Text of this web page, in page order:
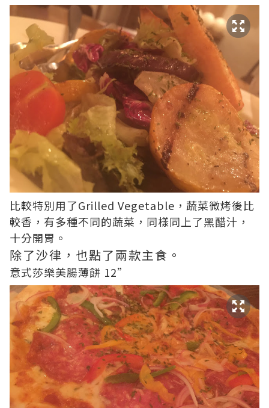
比較特別用了Grilled Vegetable，蔬菜微烤後比
較香，有多種不同的蔬菜，同樣同上了黑醋汁，
十分開胃。
除了沙律，也點了兩款主食。
意式莎樂美腸薄餅 12”